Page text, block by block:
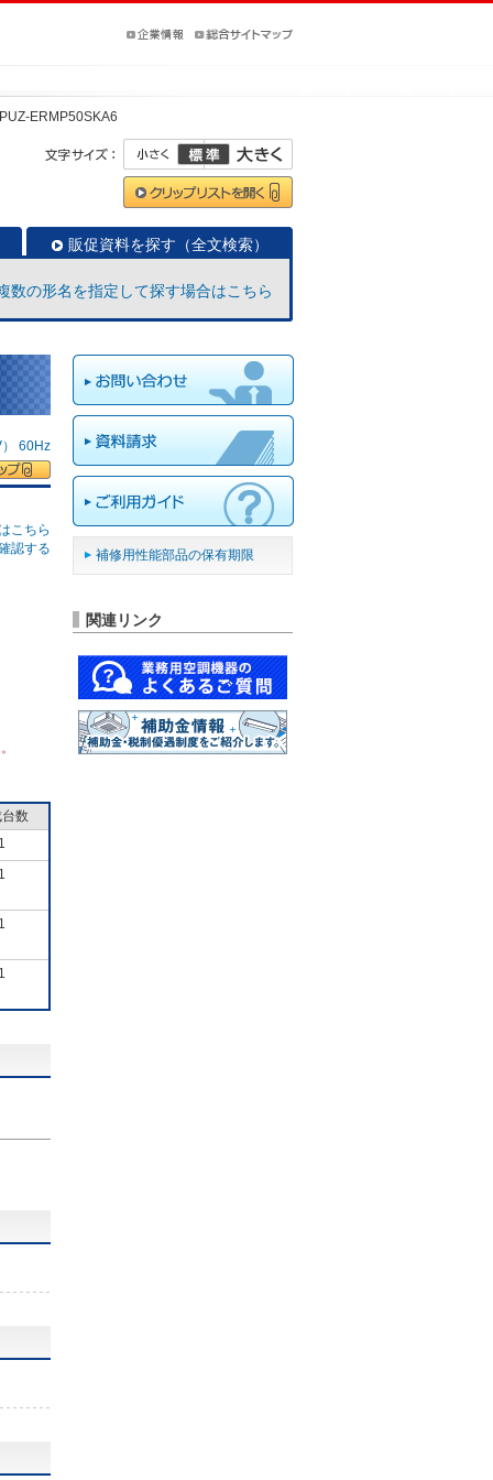
PUZ-ERMP50SKA6
販促資料を探す（全文検索）
数の形名を指定して探す場合はこちら
60Hz
こちら
認する
数
補修用性能部品の保有期限
関連リンク